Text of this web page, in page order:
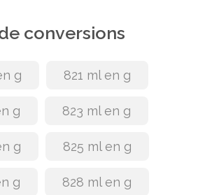
conversions
g 821 ml en g
g 823 ml en g
g 825 ml en g
g 828 ml en g